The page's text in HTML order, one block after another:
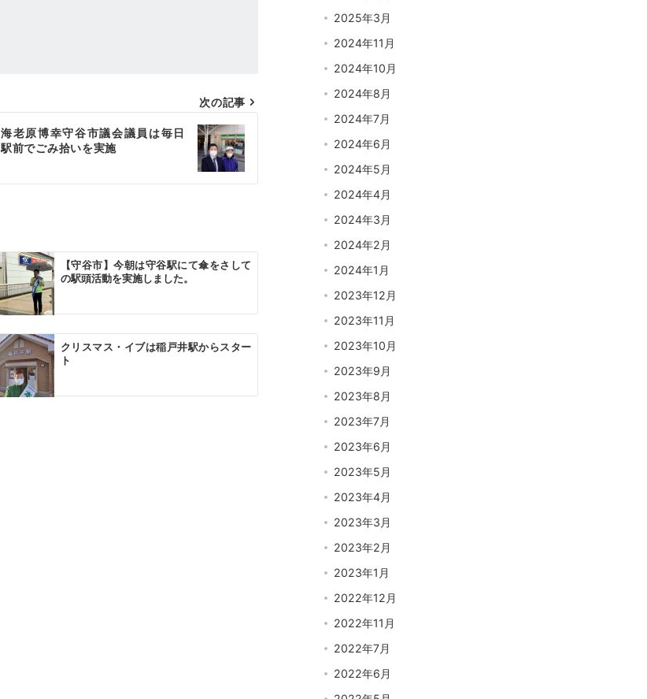
次の記事
海老原博幸守谷市議会議員は毎日
駅前でごみ拾いを実施
【守谷市】今朝は守谷駅にて傘をさして
の駅頭活動を実施しました。
クリスマス・イブは稲戸井駅からスター
ト
2025年3月
2024年11月
2024年10月
2024年8月
2024年7月
2024年6月
2024年5月
2024年4月
2024年3月
2024年2月
2024年1月
2023年12月
2023年11月
2023年10月
2023年9月
2023年8月
2023年7月
2023年6月
2023年5月
2023年4月
2023年3月
2023年2月
2023年1月
2022年12月
2022年11月
2022年7月
2022年6月